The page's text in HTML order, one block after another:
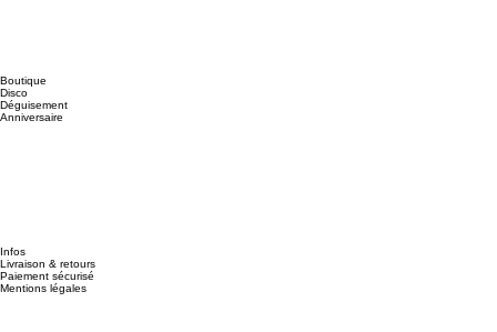
Boutique
Disco
Déguisement
Anniversaire
Infos
Livraison & retours
Paiement sécurisé
Mentions légales